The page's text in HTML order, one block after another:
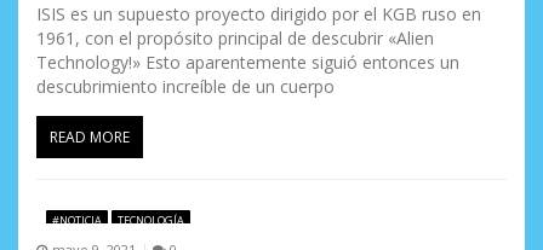
ISIS es un supuesto proyecto dirigido por el KGB ruso en
1961, con el propósito principal de descubrir «Alien
Technology!» Esto aparentemente siguió entonces un
descubrimiento increíble de un cuerpo
READ MORE
#NOTICIA TECNOLOGÍA